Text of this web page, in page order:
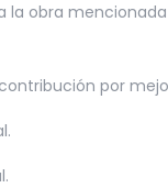
la obra
por